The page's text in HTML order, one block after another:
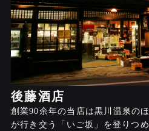
後藤酒店
創業90余年の当店は黒川温泉の
が行き交う「いご坂」を登りつ